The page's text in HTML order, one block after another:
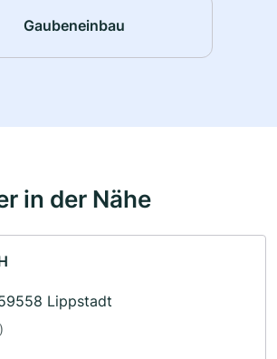
Gaubeneinbau
in der Nähe
Lippstadt